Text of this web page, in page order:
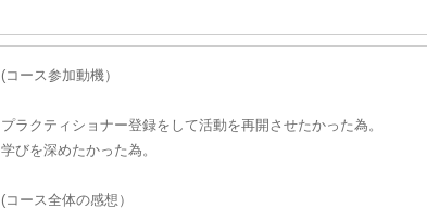
(コース参加動機）
プラクティショナー登録をして活動を再開させたかった為。
学びを深めたかった為。
(コース全体の感想）